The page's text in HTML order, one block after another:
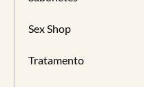
Sex Shop
Tratamento